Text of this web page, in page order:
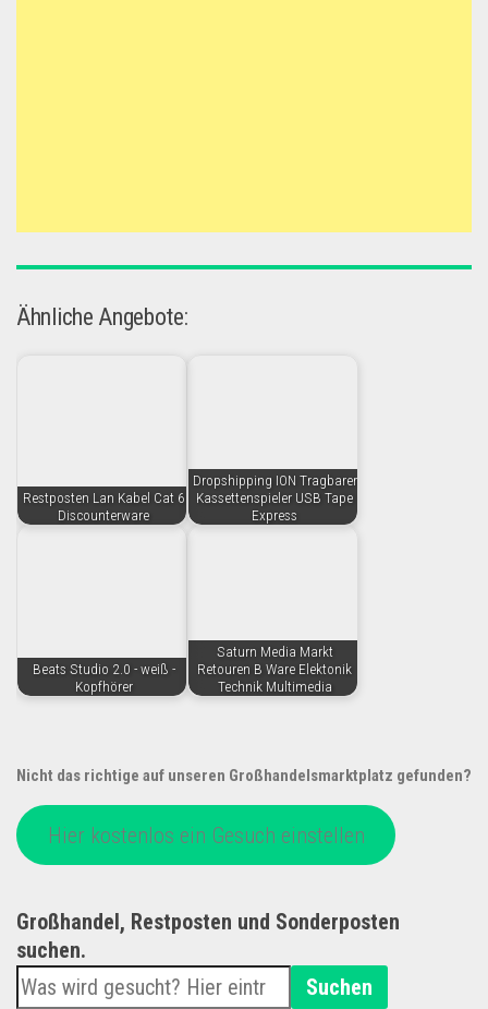
Ähnliche Angebote:
Restposten Lan Kabel Cat 6
Discounterware
Dropshipping ION Tragbarer
Kassettenspieler USB Tape
Express
Beats Studio 2.0 - weiß -
Kopfhörer
Saturn Media Markt
Retouren B Ware Elektonik
Technik Multimedia
Nicht das richtige auf unseren Großhandelsmarktplatz gefunden?
Hier kostenlos ein Gesuch einstellen
Großhandel, Restposten und Sonderposten
suchen.
Suchen